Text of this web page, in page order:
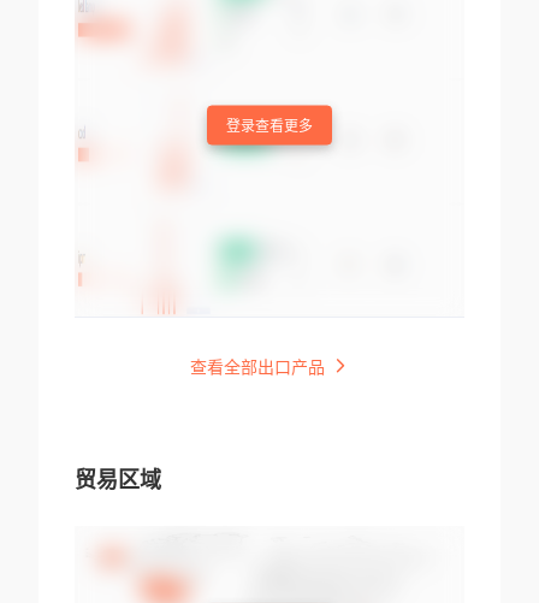
登录查看更多
查看全部出口产品
贸易区域